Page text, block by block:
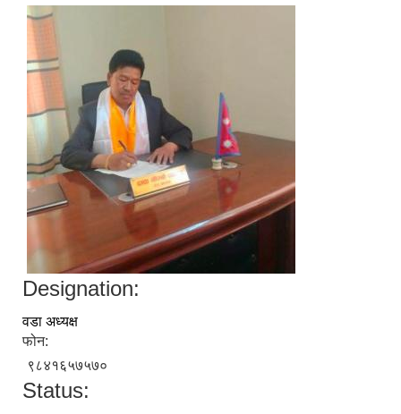
Designation:
वडा अध्यक्ष
फोन:
९८४१६५७५७०
Status: